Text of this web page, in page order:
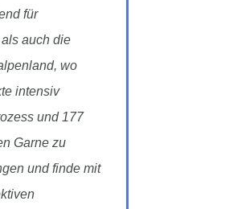
für
auch die
wo
intensiv
und 177
Garne zu
und finde mit